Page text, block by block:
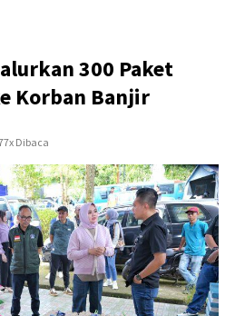
300 Paket
Korban Banjir
Dibaca